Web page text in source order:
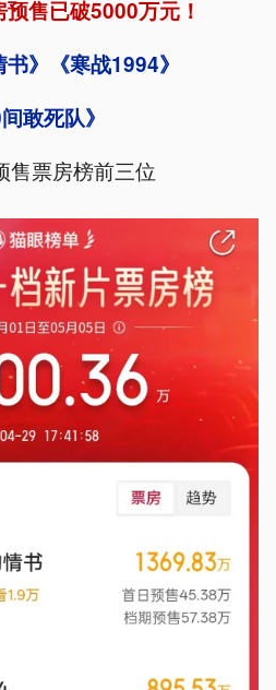
售已破5000万元！
书》《寒战1994》
间敢死队》
售票房榜前三位